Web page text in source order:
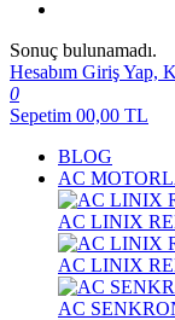
Sonuç bulunamadı.
Hesabım Giriş Yap,
0
Sepetim 00,00 TL
BLOG
AC
AC LINIX
AC LINIX
AC